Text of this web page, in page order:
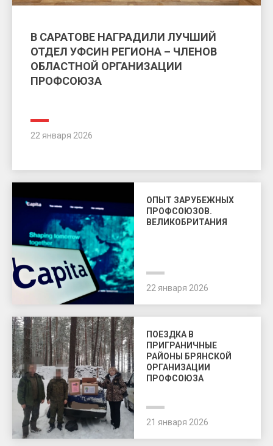
В САРАТОВЕ НАГРАДИЛИ ЛУЧШИЙ
ОТДЕЛ УФСИН РЕГИОНА – ЧЛЕНОВ
ОБЛАСТНОЙ ОРГАНИЗАЦИИ
ПРОФСОЮЗА
22 января 2026
ОПЫТ ЗАРУБЕЖНЫХ
ПРОФСОЮЗОВ.
ВЕЛИКОБРИТАНИЯ
22 января 2026
ПОЕЗДКА В
ПРИГРАНИЧНЫЕ
РАЙОНЫ БРЯНСКОЙ
ОРГАНИЗАЦИИ
ПРОФСОЮЗА
21 января 2026